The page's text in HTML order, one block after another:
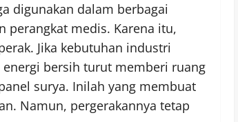
digunakan dalam berbagai
perangkat medis. Karena itu,
Jika kebutuhan industri
bersih turut memberi ruang
surya. Inilah yang membuat
Namun, pergerakannya tetap